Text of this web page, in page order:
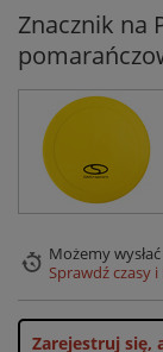
Znacznik na
Możemy
Sprawdź czasy
Zarejestruj się,